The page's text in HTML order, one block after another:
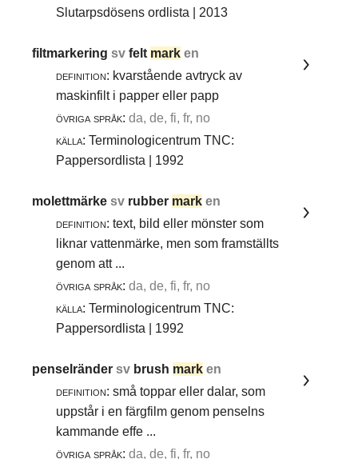
Slutarpsdösens ordlista | 2013
filtmarkeringsvfelt mark en
definition: kvarstående avtryck av
maskinfilt i papper eller papp
övriga språk: da, de, fi, fr, no
källa: Terminologicentrum TNC:
Pappersordlista | 1992
molettmärkesv rubber mark en
definition: text, bild eller mönster som
liknar vattenmärke, men som framställts
genom att ...
övriga språk: da, de, fi, fr, no
källa: Terminologicentrum TNC:
Pappersordlista | 1992
penselrändersv brush mark en
definition: små toppar eller dalar, som
uppstår i en färgfilm genom penselns
kammande effe ...
övriga språk: da, de, fi, fr, no